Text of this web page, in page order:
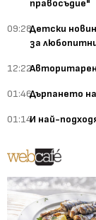
правосъдие"
09:28Детски
за
12:22
01:46Дърпането
01:14И най-